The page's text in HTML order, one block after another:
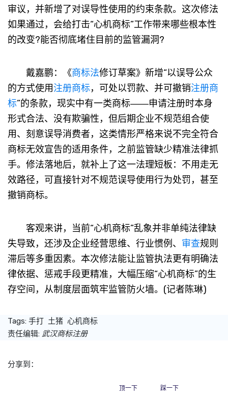
审议，并新增了对误导性使用的约束条款。这次修法
如果通过，会给打击“心机商标”工作带来哪些根本性
的改变?能否彻底堵住目前的监管漏洞?
戴嘉鹏：《商标法修订草案》新增“以误导公众
的方式使用注册商标，可处以罚款、并可撤销注册商
标”的条款，现实中有一类商标――申请注册时本身
形式合法、没有欺骗性，但后期企业不规范组合使
用、刻意误导消费者，这类情形严格来说不完全符合
商标无效宣告的适用条件，之前监管缺少精准法律抓
手。修法落地后，就补上了这一法理短板：不用走无
效路径，可直接针对不规范误导使用行为处罚，甚至
撤销商标。
客观来讲，当前“心机商标”乱象并非单纯法律缺
失导致，还涉及企业经营思维、行业惯例、 审查规则
滞后等多重因素。本次修法能让监管执法更有明确法
律依据、惩戒手段更精准，大幅压缩“心机商标”的生
存空间，从制度层面筑牢监管防火墙。(记者陈琳)
Tags: 手打 土猪 心机商标
责任编辑: 武汉商标注册
分享到：
顶一下 踩一下